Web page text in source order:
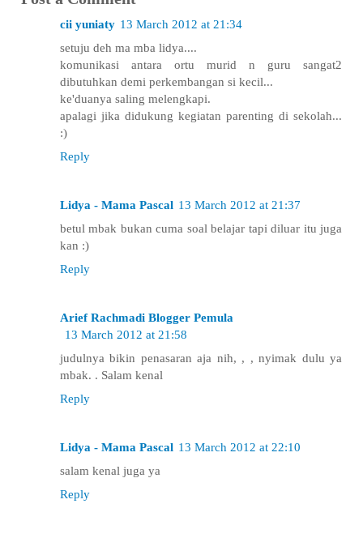
cii yuniaty 13 March 2012 at 21:34
setuju deh ma mba lidya....
komunikasi antara ortu murid n guru sangat2
dibutuhkan demi perkembangan si kecil...
ke'duanya saling melengkapi.
apalagi jika didukung kegiatan parenting di sekolah...
:)
Reply
Lidya - Mama Pascal 13 March 2012 at 21:37
betul mbak bukan cuma soal belajar tapi diluar itu juga
kan :)
Reply
Arief Rachmadi Blogger Pemula
13 March 2012 at 21:58
judulnya bikin penasaran aja nih, , , nyimak dulu ya
mbak. . Salam kenal
Reply
Lidya - Mama Pascal 13 March 2012 at 22:10
salam kenal juga ya
Reply